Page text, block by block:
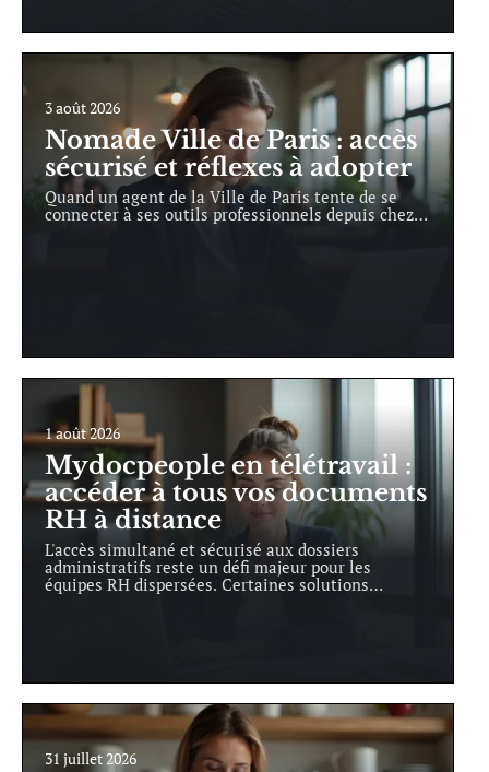
3 août 2026
Nomade Ville de Paris : accès
sécurisé et réflexes à adopter
Quand un agent de la Ville de Paris tente de se
connecter à ses outils professionnels depuis chez…
1 août 2026
Mydocpeople en télétravail :
accéder à tous vos documents
RH à distance
L'accès simultané et sécurisé aux dossiers
administratifs reste un défi majeur pour les
équipes RH dispersées. Certaines solutions…
31 juillet 2026